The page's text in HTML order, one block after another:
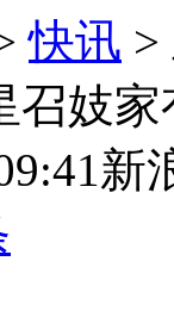
快讯 >
召妓
新